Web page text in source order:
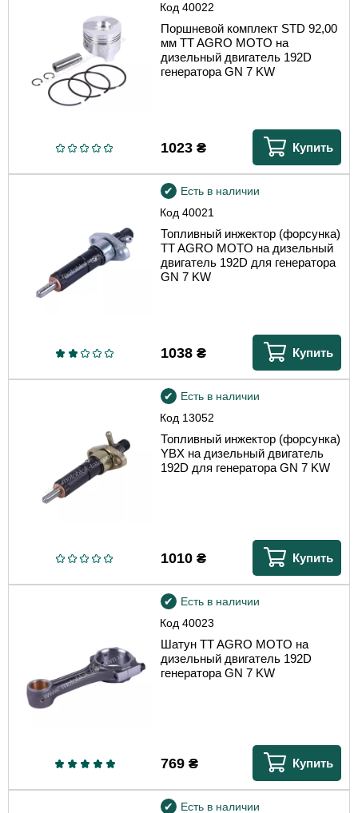
Код40022
Поршневой комплект STD 92,00
мм TT AGRO MOTO на
дизельный двигатель 192D
генератора GN 7 KW
1023₴ Купить
Код40021
Есть в наличии
Топливный инжектор (форсунка)
TT AGRO MOTO на дизельный
двигатель 192D для генератора
GN 7 KW
1038₴ Купить
Код 13052
Есть в наличии
Топливный инжектор (форсунка)
YBX на дизельный двигатель
192D для генератора GN 7 KW
1010₴ Купить
Код40023
Есть в наличии
Шатун TT AGRO MOTO на
дизельный двигатель 192D
генератора GN 7 KW
769₴ Купить
Есть в наличии